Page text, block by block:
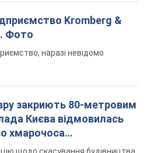
Kromberg &
Фото
наразі невідомо
закриють 80-метровим
Києва відмовилась
хмарочоса
щодо скасування будівництва